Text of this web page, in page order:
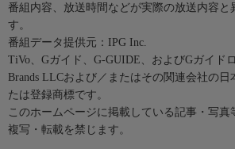
番組内容、放送時間などが実際の放送内容と
す。
番組データ提供元：IPG Inc.
TiVo、Gガイド、G-GUIDE、およびGガイド
Brands LLCおよび／またはその関連会社の日
たは登録商標です。
このホームページに掲載している記事・写
複写・転載を禁じます。